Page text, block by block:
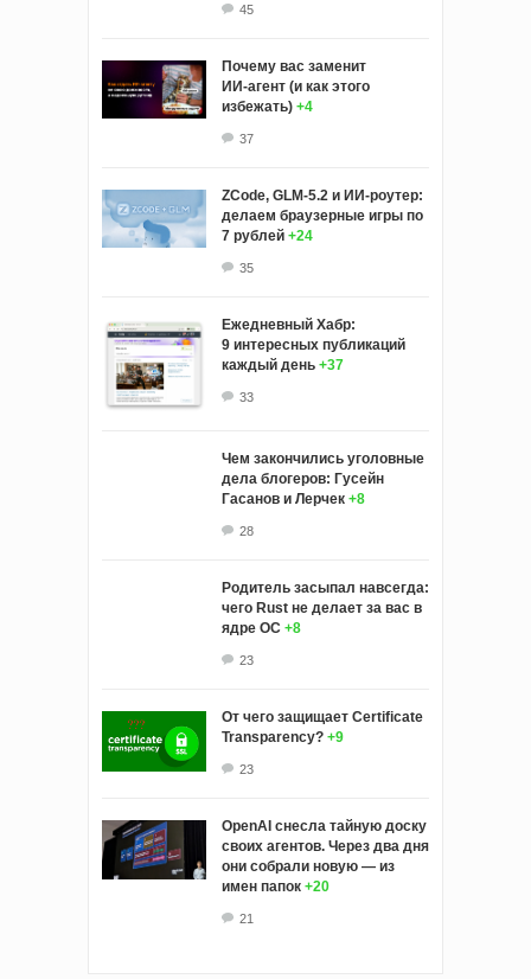
45
Почему вас заменит
ИИ‑агент (и как этого
избежать) +4
37
ZCode, GLM-5.2 и ИИ-роутер:
делаем браузерные игры по
7 рублей +24
35
Ежедневный Хабр:
9 интересных публикаций
каждый день +37
33
Чем закончились уголовные
дела блогеров: Гусейн
Гасанов и Лерчек +8
28
Родитель засыпал навсегда:
чего Rust не делает за вас в
ядре ОС +8
23
От чего защищает Certificate
Transparency? +9
23
OpenAI снесла тайную доску
своих агентов. Через два дня
они собрали новую — из
имен папок +20
21